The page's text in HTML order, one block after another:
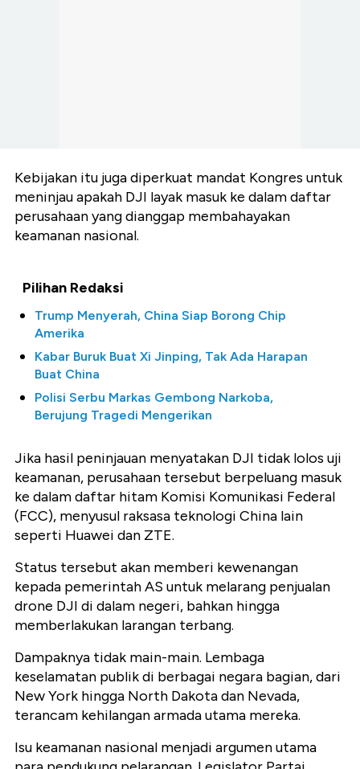
Kebijakan itu juga diperkuat mandat Kongres untuk
meninjau apakah DJI layak masuk ke dalam daftar
perusahaan yang dianggap membahayakan
keamanan nasional.
Pilihan Redaksi
Trump Menyerah, China Siap Borong Chip
Amerika
Kabar Buruk Buat Xi Jinping, Tak Ada Harapan
Buat China
Polisi Serbu Markas Gembong Narkoba,
Berujung Tragedi Mengerikan
Jika hasil peninjauan menyatakan DJI tidak lolos uji
keamanan, perusahaan tersebut berpeluang masuk
ke dalam daftar hitam Komisi Komunikasi Federal
(FCC), menyusul raksasa teknologi China lain
seperti Huawei dan ZTE.
Status tersebut akan memberi kewenangan
kepada pemerintah AS untuk melarang penjualan
drone DJI di dalam negeri, bahkan hingga
memberlakukan larangan terbang.
Dampaknya tidak main-main. Lembaga
keselamatan publik di berbagai negara bagian, dari
New York hingga North Dakota dan Nevada,
terancam kehilangan armada utama mereka.
Isu keamanan nasional menjadi argumen utama